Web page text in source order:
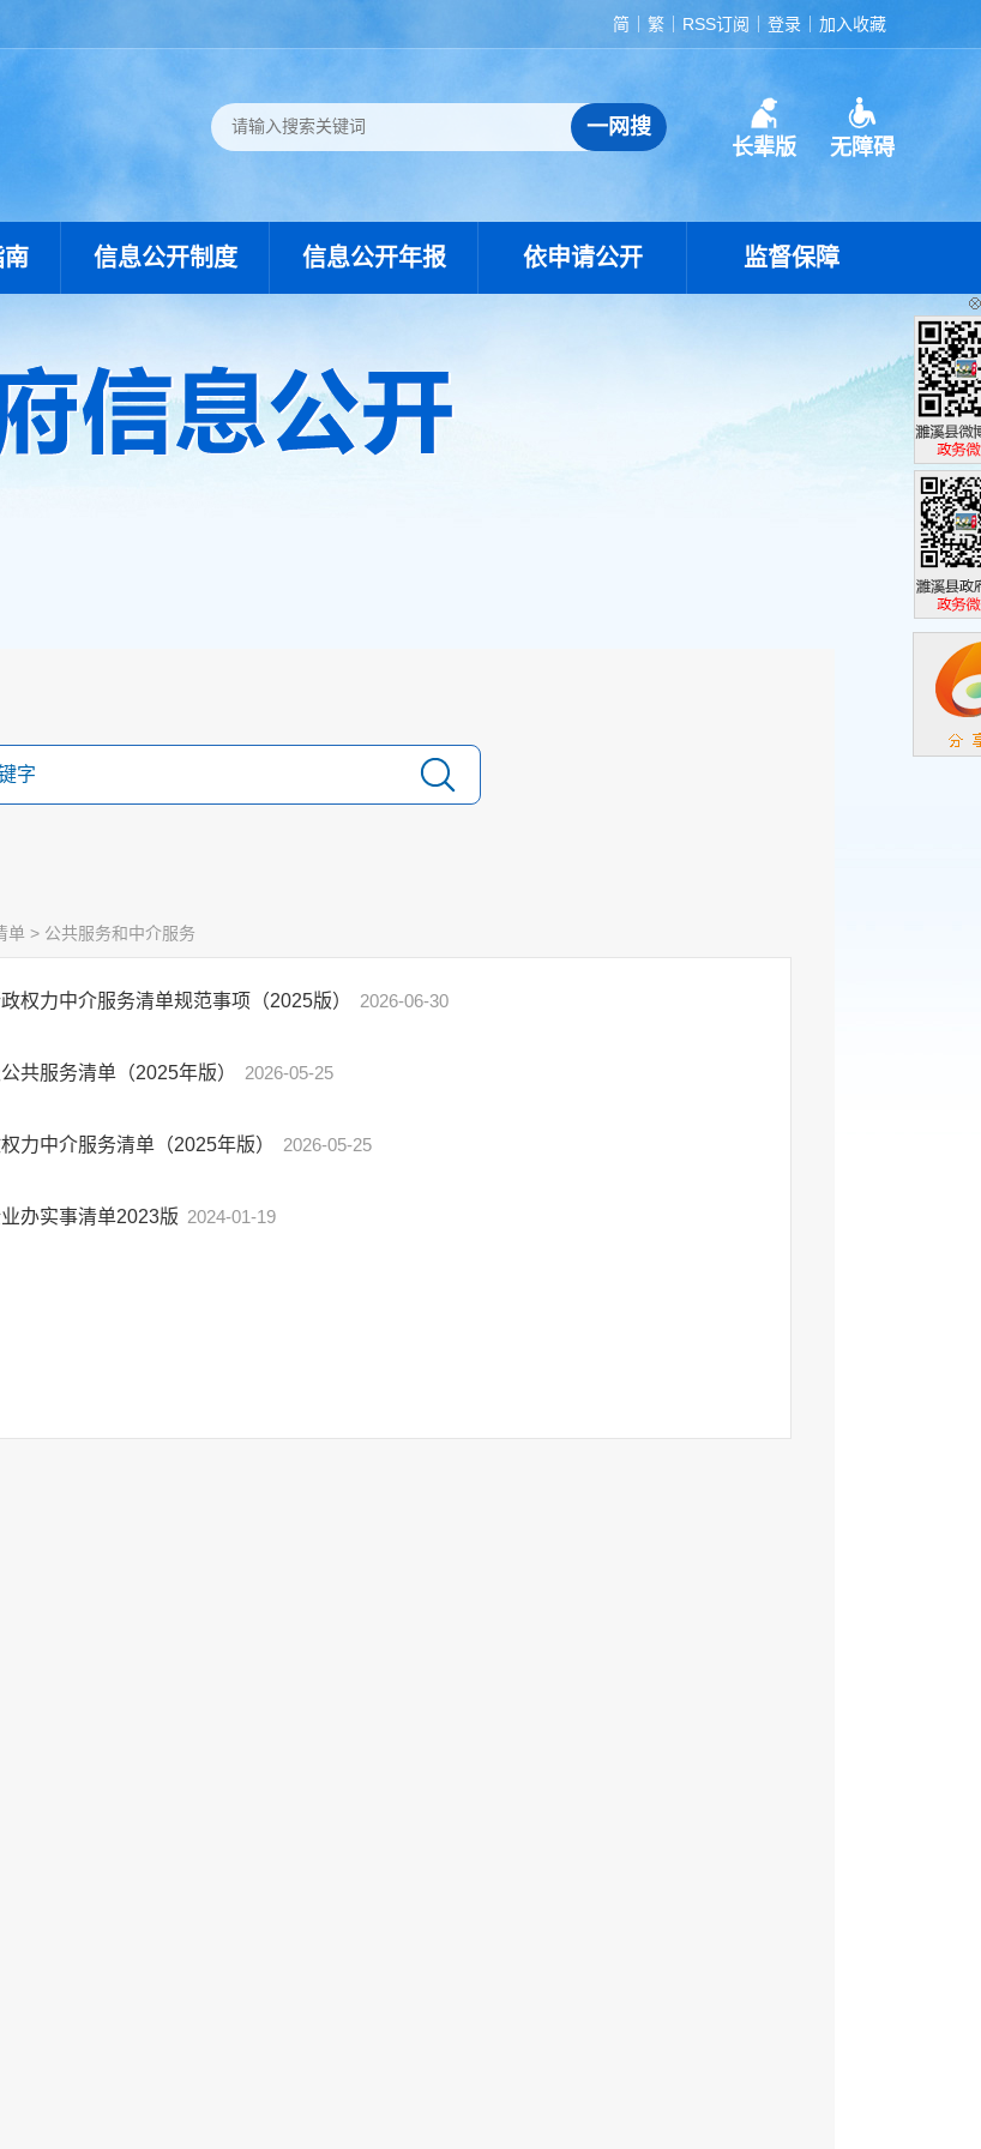
简 繁 RSS订阅 登录 加入收藏
长辈版 无障碍
信息公开制度 信息公开年报 依申请公开 监督保障
单 > 公共服务和中介服务
权力中介服务清单规范事项（2025版） 2026-06-30
共服务清单（2025年版） 2026-05-25
力中介服务清单（2025年版） 2026-05-25
办实事清单2023版 2024-01-19
濉溪县政
政务微博
濉溪县政
政务微信